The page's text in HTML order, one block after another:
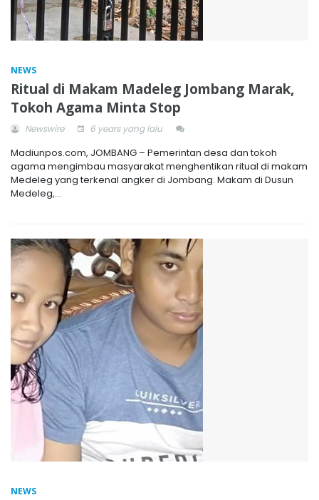
NEWS
Ritual di Makam Madeleg Jombang Marak,
Tokoh Agama Minta Stop
Newswire 6 years yang lalu
Madiunpos.com, JOMBANG – Pemerintan desa dan tokoh
agama mengimbau masyarakat menghentikan ritual di makam
Medeleg yang terkenal angker di Jombang. Makam di Dusun
Medeleg,...
NEWS